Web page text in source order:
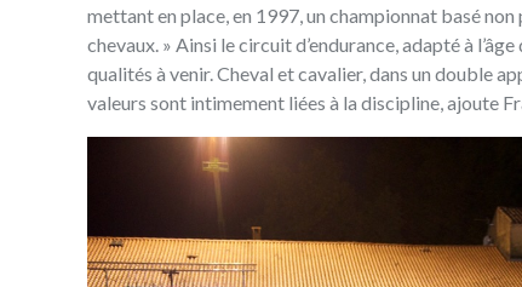
mettant en place, en 1997, un championnat basé
chevaux. » Ainsi le circuit d’endurance, adapté à
qualités à venir. Cheval et cavalier, dans un double
valeurs sont intimement liées à la discipline, ajoute